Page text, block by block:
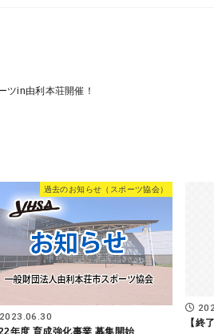
ツin由利本荘開催！
過去のお知らせ（スポーツ協会）
年度 育成強化事業 募集開始
【終